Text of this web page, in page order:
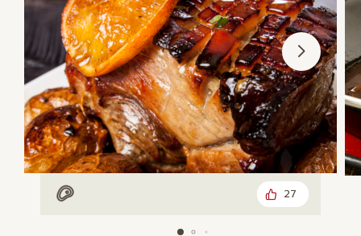
Mit Fleisch 27